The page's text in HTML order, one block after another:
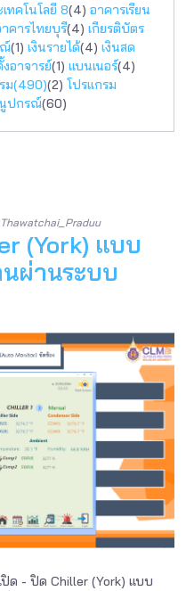
ทคโนโลยี 8(4) อาคารเรียน
คารไทยบุรี(4) เกียรติบัตร
ณ์(1) เงินรายได้(4) เงินสด
อาจารย์(1) แบนเนอร์(4)
ม(490)(2) โปรแกรม
ปกรณ์(60)
Thawatchai_Praduu
(York) แบบ
ผ่านระบบ
ปิด - ปิด Chiller (York) แบบ